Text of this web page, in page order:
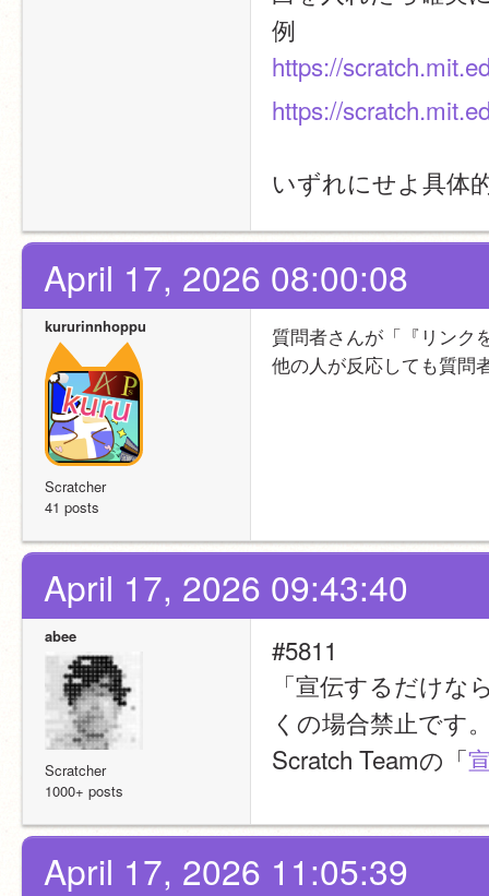
例
https://
https://
いずれにせよ具体
April 17, 2026 08:00:08
kururinnhoppu
Scratcher
41 posts
質問者さんが「『リンク
他の人が反応しても質問
April 17, 2026 09:43:40
abee
Scratcher
1000+ posts
#5811
「宣伝するだけ
くの場合禁止です
Scratch Teamの「
April 17, 2026 11:05:39